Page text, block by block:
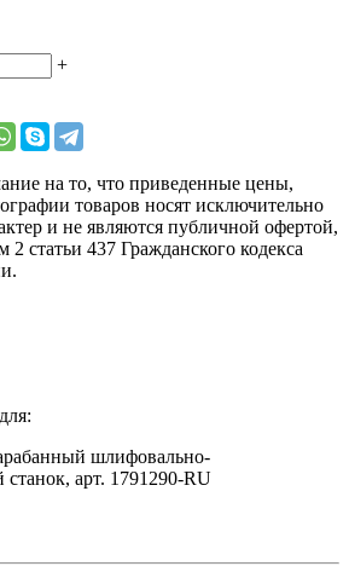
+
на то, что приведенные цены,
товаров носят исключительно
и не являются публичной офертой,
статьи 437 Гражданского кодекса
шлифовально-
арт. 1791290-RU